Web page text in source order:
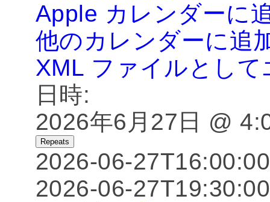
Apple カレンダーに
他のカレンダーに追
XML ファイルとし
日時:
2026年6月27日 @
Repeats
2026-06-
2026-06-